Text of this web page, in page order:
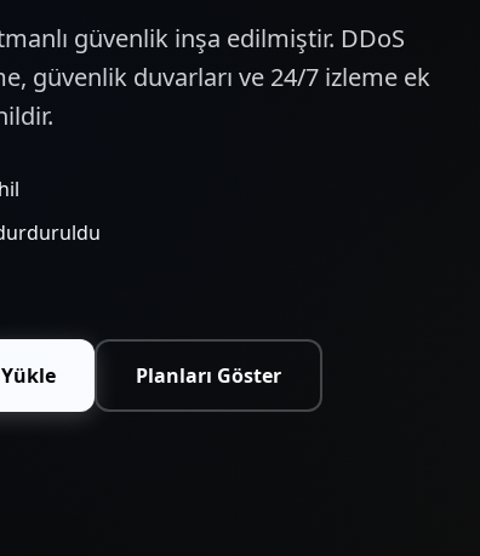
güvenlik inşa edilmiştir. DDoS
güvenlik duvarları ve 24/7 izleme ek
Planları Göster